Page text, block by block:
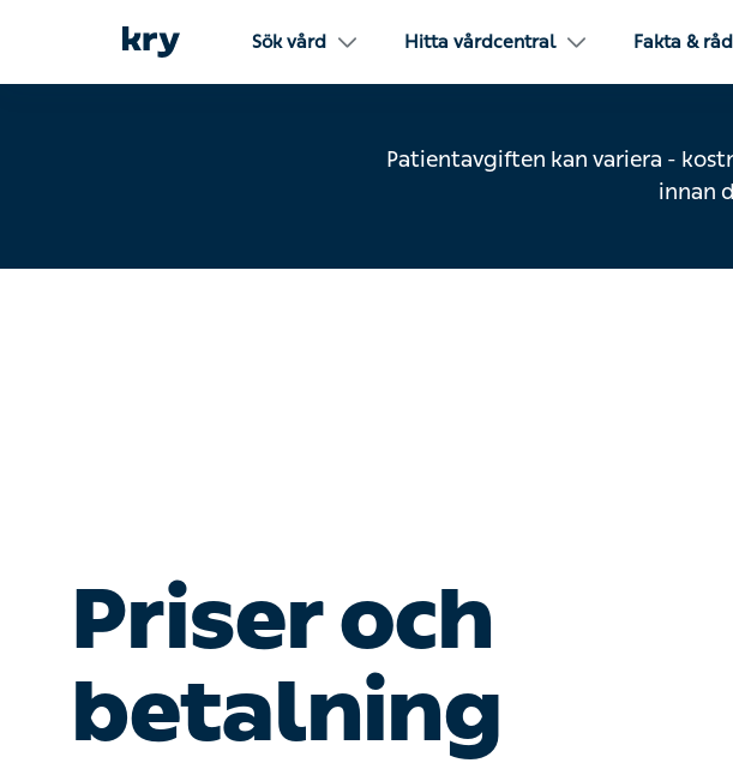
Sök vård Hitta vårdcentral Fakta & råd
Patientavgiften kan variera -
innan
Priser och
betalning